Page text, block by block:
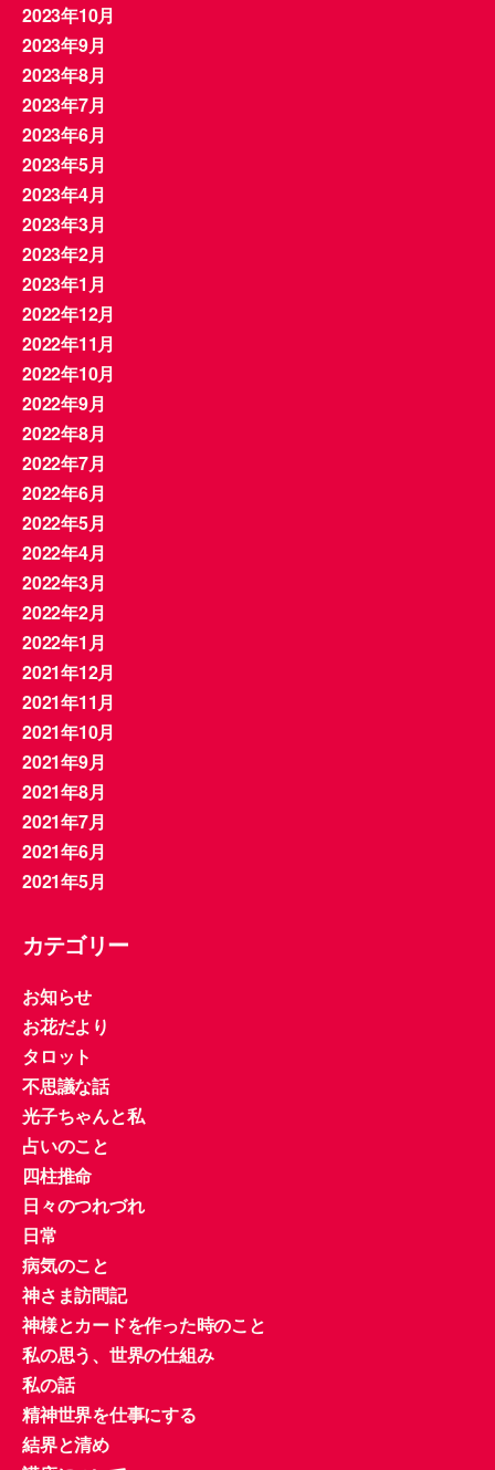
2023年10月
2023年9月
2023年8月
2023年7月
2023年6月
2023年5月
2023年4月
2023年3月
2023年2月
2023年1月
2022年12月
2022年11月
2022年10月
2022年9月
2022年8月
2022年7月
2022年6月
2022年5月
2022年4月
2022年3月
2022年2月
2022年1月
2021年12月
2021年11月
2021年10月
2021年9月
2021年8月
2021年7月
2021年6月
2021年5月
カテゴリー
お知らせ
お花だより
タロット
不思議な話
光子ちゃんと私
占いのこと
四柱推命
日々のつれづれ
日常
病気のこと
神さま訪問記
神様とカードを作った時のこと
私の思う、世界の仕組み
私の話
精神世界を仕事にする
結界と清め